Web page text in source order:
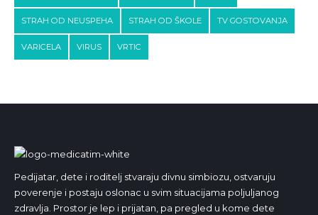
STRAH OD NEUSPEHA STRAH OD ŠKOLE TV GOSTOVANJA
VARICELA VIRUS VRTIC
Pedijatar, dete i roditelj stvaraju divnu simbiozu, ostvaruju
poverenje i postaju oslonac u svim situacijama poljuljanog
zdravlja. Prostor je lep i prijatan, pa pregled u kome dete